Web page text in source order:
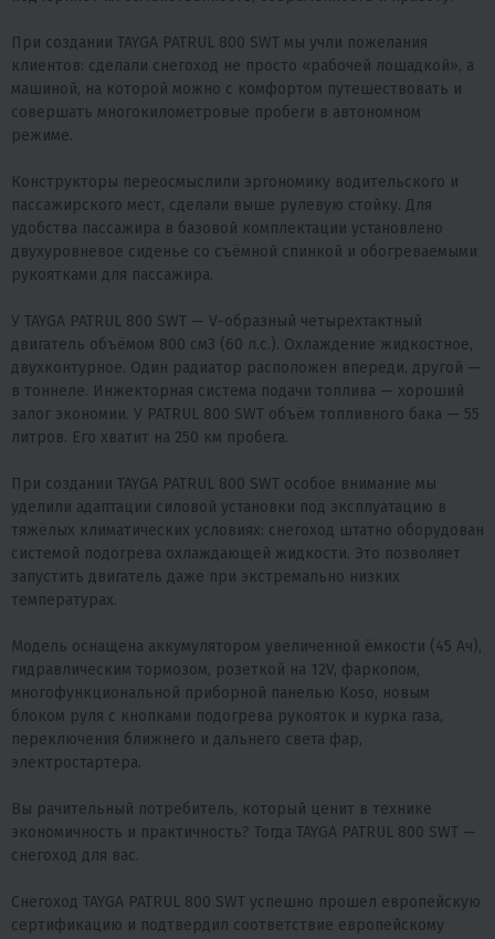
При создании TAYGA PATRUL 800 SWT мы учли пожелания
клиентов: сделали снегоход не просто «рабочей лошадкой», а
машиной, на которой можно с комфортом путешествовать и
совершать многокилометровые пробеги в автономном
режиме.
Конструкторы переосмыслили эргономику водительского и
пассажирского мест, сделали выше рулевую стойку. Для
удобства пассажира в базовой комплектации установлено
двухуровневое сиденье со съёмной спинкой и обогреваемыми
рукоятками для пассажира.
У TAYGA PATRUL 800 SWT — V-образный четырехтактный
двигатель объёмом 800 см3 (60 л.с.). Охлаждение жидкостное,
двухконтурное. Один радиатор расположен впереди, другой —
в тоннеле. Инжекторная система подачи топлива — хороший
залог экономии. У PATRUL 800 SWT объём топливного бака — 55
литров. Его хватит на 250 км пробега.
При создании TAYGA PATRUL 800 SWT особое внимание мы
уделили адаптации силовой установки под эксплуатацию в
тяжёлых климатических условиях: снегоход штатно оборудован
системой подогрева охлаждающей жидкости. Это позволяет
запустить двигатель даже при экстремально низких
температурах.
Модель оснащена аккумулятором увеличенной ёмкости (45 Ач),
гидравлическим тормозом, розеткой на 12V, фаркопом,
многофункциональной приборной панелью Koso, новым
блоком руля с кнопками подогрева рукояток и курка газа,
переключения ближнего и дальнего света фар,
электростартера.
Вы рачительный потребитель, который ценит в технике
экономичность и практичность? Тогда TAYGA PATRUL 800 SWT —
снегоход для вас.
Снегоход TAYGA PATRUL 800 SWT успешно прошел европейскую
сертификацию и подтвердил соответствие европейскому